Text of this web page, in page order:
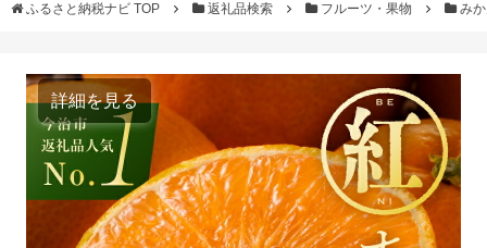
ふるさと納税ナビ TOP 返礼品検索 フルーツ・果物 み
詳細を見る